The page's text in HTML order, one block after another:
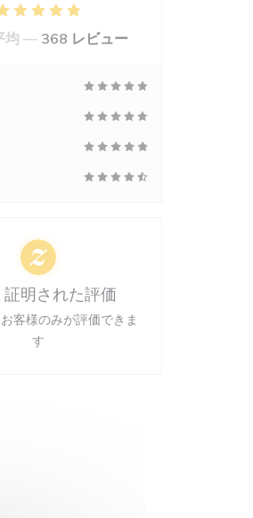
均 — 368 レビュー
証明された評価
客様のみが評価できま
す